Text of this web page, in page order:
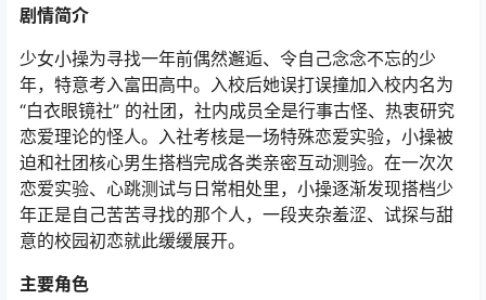
剧情简介
少女小操为寻找一年前偶然邂逅、令自己念念不忘的少
年，特意考入富田高中。入校后她误打误撞加入校内名为
“白衣眼镜社” 的社团，社内成员全是行事古怪、热衷研究
恋爱理论的怪人。入社考核是一场特殊恋爱实验，小操被
迫和社团核心男生搭档完成各类亲密互动测验。在一次次
恋爱实验、心跳测试与日常相处里，小操逐渐发现搭档少
年正是自己苦苦寻找的那个人，一段夹杂羞涩、试探与甜
意的校园初恋就此缓缓展开。
主要角色